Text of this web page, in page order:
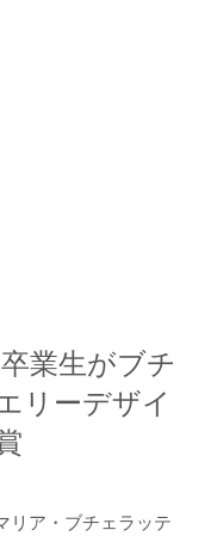
業生がブチ
リーデザイ
リア・ブチェラッテ